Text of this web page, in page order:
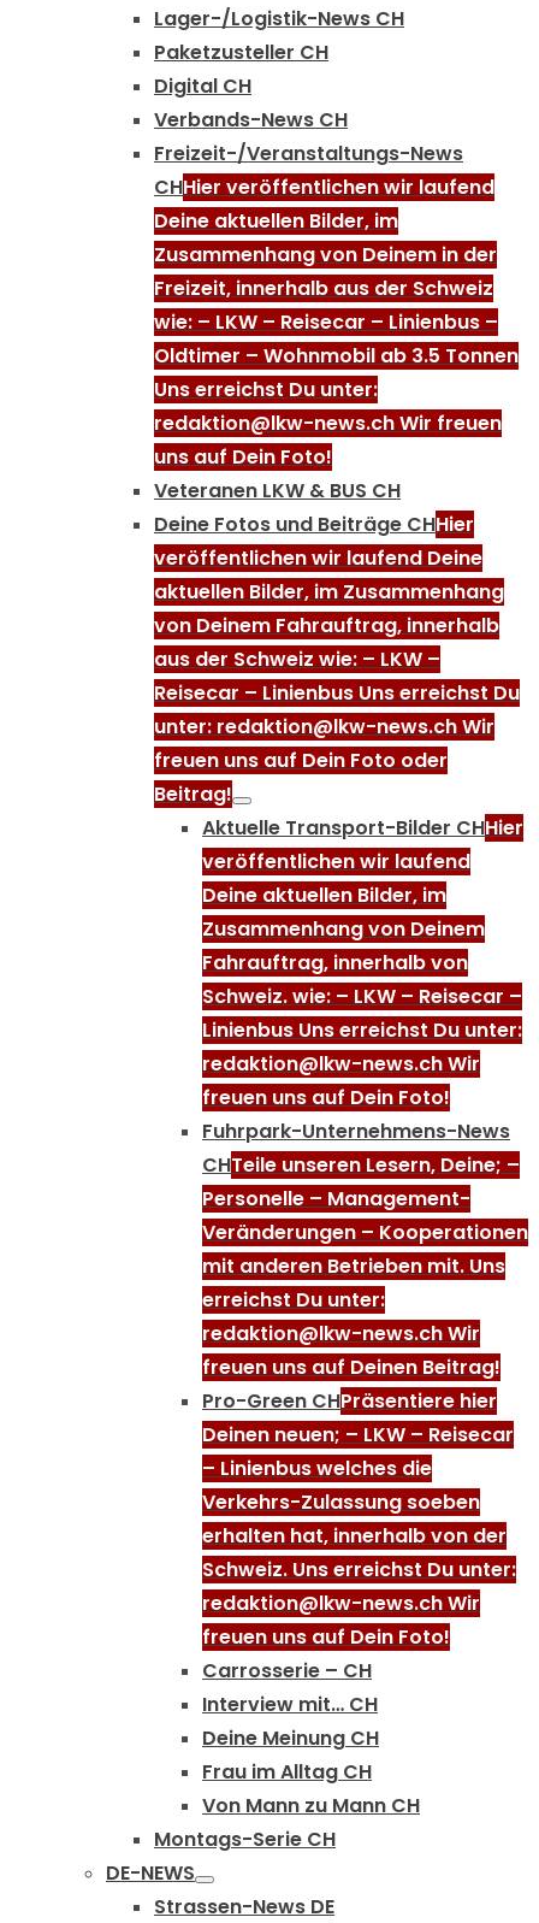
Lager-/Logistik-News CH
Paketzusteller CH
Digital CH
Verbands-News CH
Freizeit-/Veranstaltungs-News
CHHier veröffentlichen wir laufend
Deine aktuellen Bilder, im
Zusammenhang von Deinem in der
Freizeit, innerhalb aus der Schweiz
wie: – LKW – Reisecar – Linienbus –
Oldtimer – Wohnmobil ab 3.5 Tonnen
Uns erreichst Du unter:
redaktion@lkw-news.ch Wir freuen
uns auf Dein Foto!
Veteranen LKW & BUS CH
Deine Fotos und Beiträge CHHier
veröffentlichen wir laufend Deine
aktuellen Bilder, im Zusammenhang
von Deinem Fahrauftrag, innerhalb
aus der Schweiz wie: – LKW –
Reisecar – Linienbus Uns erreichst Du
unter: redaktion@lkw-news.ch Wir
freuen uns auf Dein Foto oder
Beitrag!
Aktuelle Transport-Bilder CHHier
veröffentlichen wir laufend
Deine aktuellen Bilder, im
Zusammenhang von Deinem
Fahrauftrag, innerhalb von
Schweiz. wie: – LKW – Reisecar –
Linienbus Uns erreichst Du unter:
redaktion@lkw-news.ch Wir
freuen uns auf Dein Foto!
Fuhrpark-Unternehmens-News
CHTeile unseren Lesern, Deine; –
Personelle – Management-
Veränderungen – Kooperationen
mit anderen Betrieben mit. Uns
erreichst Du unter:
redaktion@lkw-news.ch Wir
freuen uns auf Deinen Beitrag!
Pro-Green CHPräsentiere hier
Deinen neuen; – LKW – Reisecar
– Linienbus welches die
Verkehrs-Zulassung soeben
erhalten hat, innerhalb von der
Schweiz. Uns erreichst Du unter:
redaktion@lkw-news.ch Wir
freuen uns auf Dein Foto!
Carrosserie – CH
Interview mit… CH
Deine Meinung CH
Frau im Alltag CH
Von Mann zu Mann CH
Montags-Serie CH
DE-NEWS
Strassen-News DE